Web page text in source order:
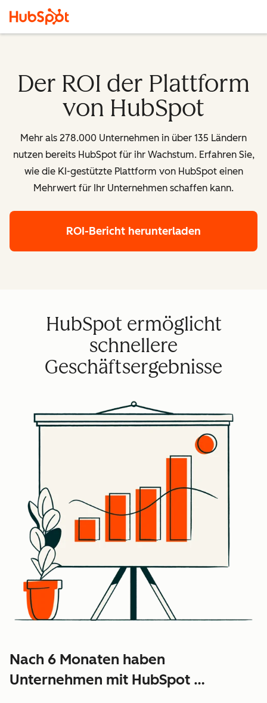
Der ROI der Plattform
von HubSpot
Mehr als 278.000 Unternehmen in über 135 Ländern
nutzen bereits HubSpot für ihr Wachstum. Erfahren Sie,
wie die KI-gestützte Plattform von HubSpot einen
Mehrwert für Ihr Unternehmen schaffen kann.
ROI-Bericht herunterladen
HubSpot ermöglicht
schnellere
Geschäftsergebnisse
Nach 6 Monaten haben
Unternehmen mit HubSpot …